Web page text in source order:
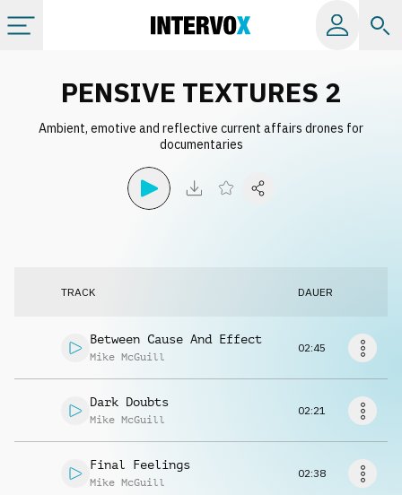
Alle Alben
Lizenzen
Info
Musikanfrage
PENSIVE TEXTURES 2
Ambient, emotive and reflective current affairs drones for
documentaries
TRACK DAUER
Between Cause And Effect
Mike McGuill
02:45
Dark Doubts
Mike McGuill
02:21
Final Feelings
Mike McGuill
02:38